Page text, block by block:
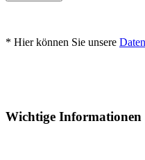
* Hier können Sie unsere
Wichtige